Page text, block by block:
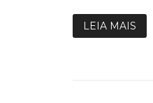
LEIA MAIS